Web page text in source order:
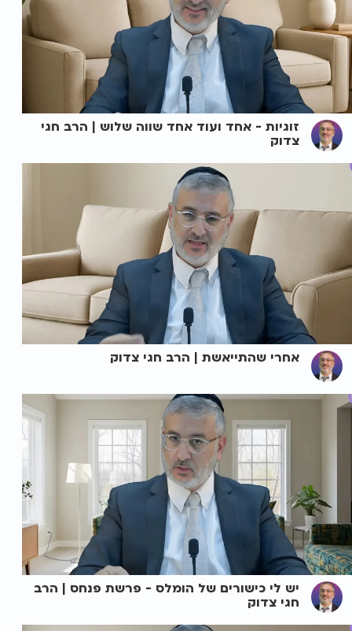
זוגיות - אחד ועוד אחד שווה שלוש | הרב חגי
צדוק
אחרי שהתייאשת | הרב חגי צדוק
יש לי כישורים של הומלס - פרשת פנחס | הרב
חגי צדוק